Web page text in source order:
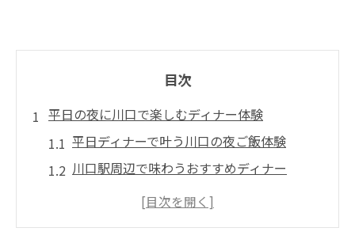
目次
平日の夜に川口で楽しむディナー体験
平日ディナーで叶う川口の夜ご飯体験
川口駅周辺で味わうおすすめディナー
仕事帰りに人気のディナースタイル紹介